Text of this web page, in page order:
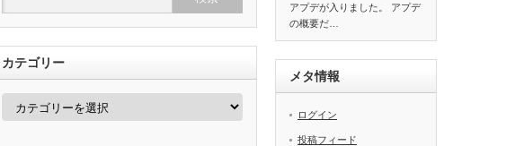
カテゴリー
カ
アプデが入りました。 アプデ
の概要だ…
メタ情報
ログイン
投稿フィード